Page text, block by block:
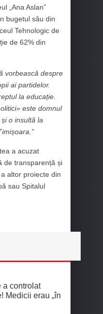
„Ana Aslan”
bugetul său din
Tehnologic de
de 62% din
vorbească despre
ai partidelor.
la educație.
este domnul
o insultă la
a acuzat
de transparență și
altor proiecte din
sau Spitalul
a controlat
Medicii erau „în